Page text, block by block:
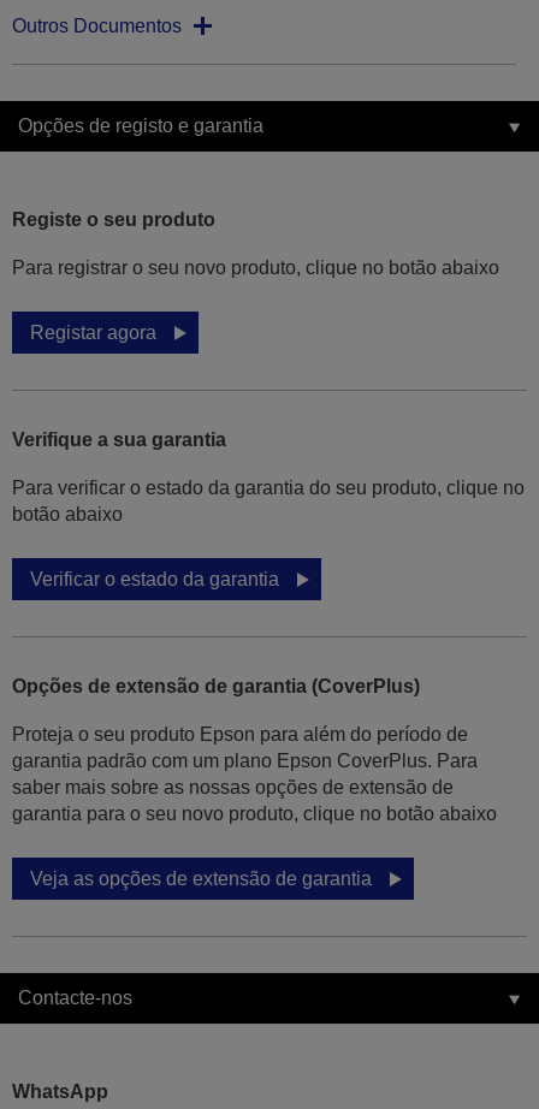
Outros Documentos
Opções de registo e garantia
Registe o seu produto
Para registrar o seu novo produto, clique no botão abaixo
Registar agora
Verifique a sua garantia
Para verificar o estado da garantia do seu produto, clique no
botão abaixo
Verificar o estado da garantia
Opções de extensão de garantia (CoverPlus)
Proteja o seu produto Epson para além do período de
garantia padrão com um plano Epson CoverPlus. Para
saber mais sobre as nossas opções de extensão de
garantia para o seu novo produto, clique no botão abaixo
Veja as opções de extensão de garantia
Contacte-nos
WhatsApp